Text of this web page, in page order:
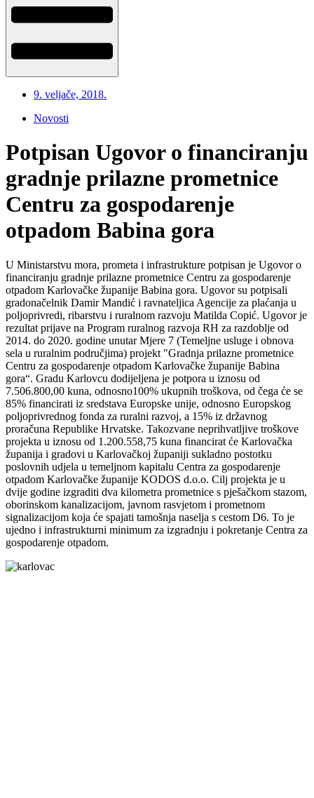
9. veljače, 2018.
Novosti
​Potpisan Ugovor o financiranju
gradnje prilazne prometnice
Centru za gospodarenje
otpadom Babina gora
U Ministarstvu mora, prometa i infrastrukture potpisan je Ugovor o
financiranju gradnje prilazne prometnice Centru za gospodarenje
otpadom Karlovačke županije Babina gora. Ugovor su potpisali
gradonačelnik Damir Mandić i ravnateljica Agencije za plaćanja u
poljoprivredi, ribarstvu i ruralnom razvoju Matilda Copić. Ugovor je
rezultat prijave na Program ruralnog razvoja RH za razdoblje od
2014. do 2020. godine unutar Mjere 7 (Temeljne usluge i obnova
sela u ruralnim područjima) projekt "Gradnja prilazne prometnice
Centru za gospodarenje otpadom Karlovačke županije Babina
gora“. Gradu Karlovcu dodijeljena je potpora u iznosu od
7.506.800,00 kuna, odnosno100% ukupnih troškova, od čega će se
85% financirati iz sredstava Europske unije, odnosno Europskog
poljoprivrednog fonda za ruralni razvoj, a 15% iz državnog
proračuna Republike Hrvatske. Takozvane neprihvatljive troškove
projekta u iznosu od 1.200.558,75 kuna financirat će Karlovačka
županija i gradovi u Karlovačkoj županiji sukladno postotku
poslovnih udjela u temeljnom kapitalu Centra za gospodarenje
otpadom Karlovačke županije KODOS d.o.o. Cilj projekta je u
dvije godine izgraditi dva kilometra prometnice s pješačkom stazom,
oborinskom kanalizacijom, javnom rasvjetom i prometnom
signalizacijom koja će spajati tamošnja naselja s cestom D6. To je
ujedno i infrastrukturni minimum za izgradnju i pokretanje Centra za
gospodarenje otpadom.